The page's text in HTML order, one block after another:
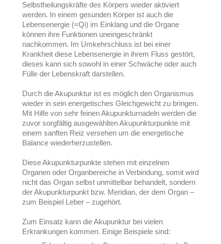
Selbstheilungskräfte des Körpers wieder aktiviert
werden. In einem gesunden Körper ist auch die
Lebensenergie (=Qi) im Einklang und die Organe
können ihre Funktionen uneingeschränkt
nachkommen. Im Umkehrschluss ist bei einer
Krankheit diese Lebensenergie in ihrem Fluss gestört,
dieses kann sich sowohl in einer Schwäche oder auch
Fülle der Lebenskraft darstellen.
Durch die Akupunktur ist es möglich den Organismus
wieder in sein energetisches Gleichgewicht zu bringen.
Mit Hilfe von sehr feinen Akupunkturnadeln werden die
zuvor sorgfältig ausgewählten Akupunkturpunkte mit
einem sanften Reiz versehen um die energetische
Balance wiederherzustellen.
Diese Akupunkturpunkte stehen mit einzelnen
Organen oder Organbereiche in Verbindung, somit wird
nicht das Organ selbst unmittelbar behandelt, sondern
der Akupunkturpunkt bzw. Meridian, der dem Organ –
zum Beispiel Leber – zugehört.
Zum Einsatz kann die Akupunktur bei vielen
Erkrankungen kommen. Einige Beispiele sind: